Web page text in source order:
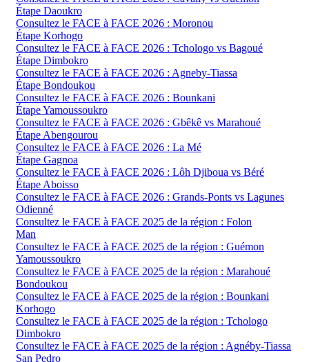
Étape Daoukro
Consultez le FACE à FACE 2026 : Moronou
Étape Korhogo
Consultez le FACE à FACE 2026 : Tchologo vs Bagoué
Étape Dimbokro
Consultez le FACE à FACE 2026 : Agneby-Tiassa
Étape Bondoukou
Consultez le FACE à FACE 2026 : Bounkani
Étape Yamoussoukro
Consultez le FACE à FACE 2026 : Gbêkê vs Marahoué
Étape Abengourou
Consultez le FACE à FACE 2026 : La Mé
Étape Gagnoa
Consultez le FACE à FACE 2026 : Lôh Djiboua vs Béré
Étape Aboisso
Consultez le FACE à FACE 2026 : Grands-Ponts vs Lagunes
Odienné
Consultez le FACE à FACE 2025 de la région : Folon
Man
Consultez le FACE à FACE 2025 de la région : Guémon
Yamoussoukro
Consultez le FACE à FACE 2025 de la région : Marahoué
Bondoukou
Consultez le FACE à FACE 2025 de la région : Bounkani
Korhogo
Consultez le FACE à FACE 2025 de la région : Tchologo
Dimbokro
Consultez le FACE à FACE 2025 de la région : Agnéby-Tiassa
San Pedro